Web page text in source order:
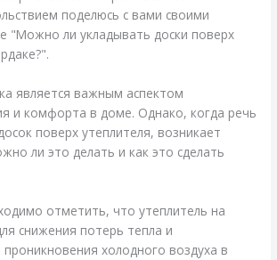
поделюсь с вами своими
"Можно ли укладывать доски поверх
является важным аспектом
и комфорта в доме. Однако, когда речь
поверх утеплителя, возникает
ли это делать и как это сделать
отметить, что утеплитель на
снижения потерь тепла и
холодного воздуха в